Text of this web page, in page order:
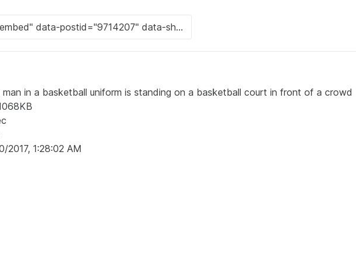
man in a basketball uniform is standing on a basketball court in front of a crowd
1:28:02 AM